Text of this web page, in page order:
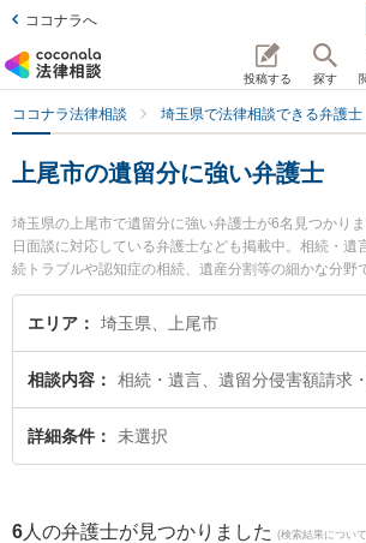
ココナラへ
投稿する 探す
ココナラ法律相談 埼玉県で法律相談できる弁護士
上尾市の遺留分に強い弁護士
埼玉県の上尾市で遺留分に強い弁護士が6名見つかり
日面談に対応している弁護士なども掲載中。相続・遺
続トラブルや認知症の相続、遺産分割等の細かな分野
便利です。特に武井・鳥居法律事務所の武井 俊介弁
務所の川村 正衡弁護士、池長・田部法律事務所の池長
ル解決の実績豊富な近くの弁護士を検索したい』『初
律相談できる上尾市内の弁護士に相談予約したい』な
におすすめです。
エリア 埼玉県、上尾市
相談内容 相続・遺言、遺留分侵害額請求
詳細条件 未選択
6 人の弁護士が見つかりました (検索結果につい